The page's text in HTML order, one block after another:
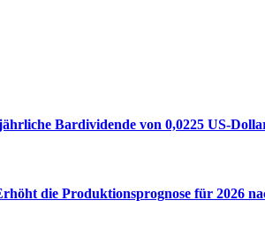
Bardividende von 0,0225 US-
die Produktionsprognose für 2026